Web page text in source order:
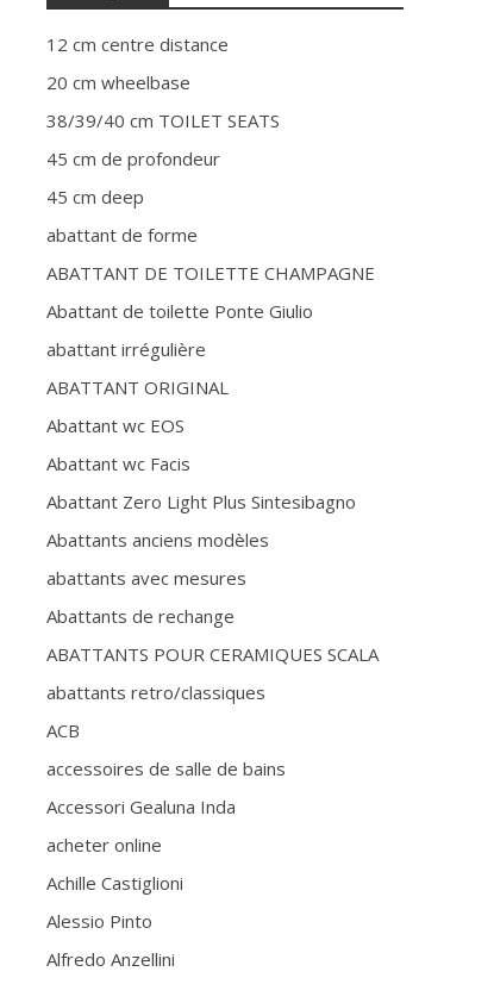
12 cm centre distance
20 cm wheelbase
38/39/40 cm TOILET SEATS
45 cm de profondeur
45 cm deep
abattant de forme
ABATTANT DE TOILETTE CHAMPAGNE
Abattant de toilette Ponte Giulio
abattant irrégulière
ABATTANT ORIGINAL
Abattant wc EOS
Abattant wc Facis
Abattant Zero Light Plus Sintesibagno
Abattants anciens modèles
abattants avec mesures
Abattants de rechange
ABATTANTS POUR CERAMIQUES SCALA
abattants retro/classiques
ACB
accessoires de salle de bains
Accessori Gealuna Inda
acheter online
Achille Castiglioni
Alessio Pinto
Alfredo Anzellini